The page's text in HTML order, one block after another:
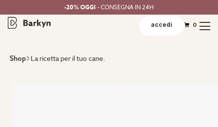
-20% OGGI - CONSEGNA IN 24H
accedi 0
Shop La ricetta per il tuo cane.